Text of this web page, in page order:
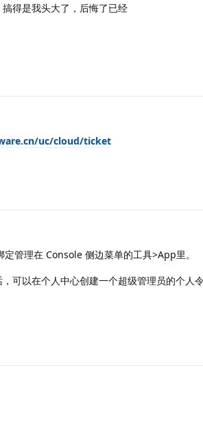
得是我头大了，后悔了已经
uc/cloud/ticket
管理在 Console 侧边菜单的工具>App里。
可以在个人中心创建一个超级管理员的个人令